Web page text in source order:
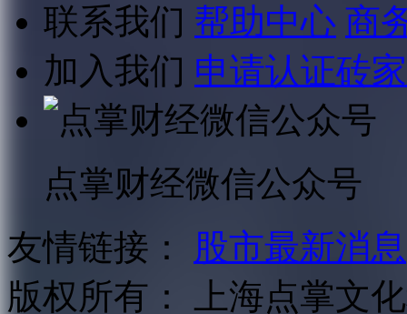
联系我们 帮助中心 商
加入我们 申请认证砖家
点掌财经微信公众号
友情链接：
股市最新消息
版权所有：
上海点掌文